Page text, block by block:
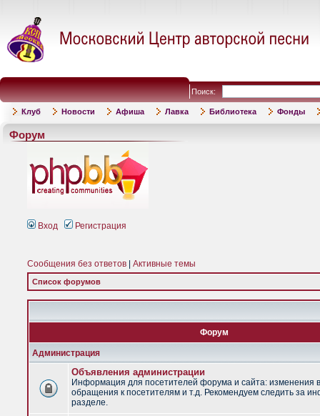
Поиск:
Клуб Новости Афиша Лавка Библиотека Фонды
Форум
Вход Регистрация
Сообщения без ответов Активные темы
Список форумов
Форум
Администрация
Объявления администрации
Информация для посетителей форума и сайта: изменения
обращения к посетителям и т.д. Рекомендуем следить за
разделе.